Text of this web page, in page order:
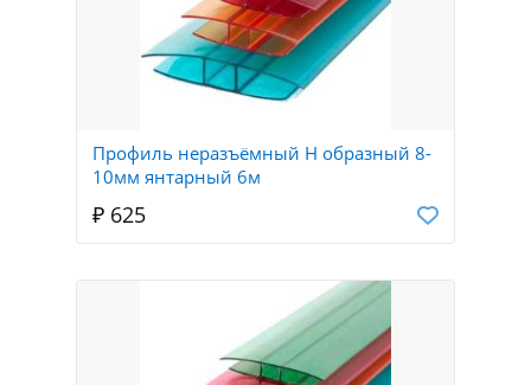
Профиль неразъёмный Н образный 8-
10мм янтарный 6м
₽ 625